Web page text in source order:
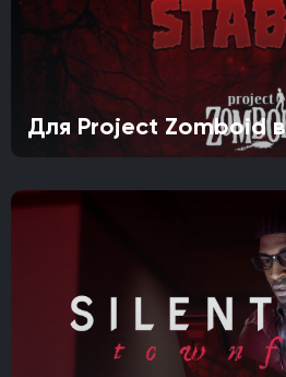
Для Project Zomboid